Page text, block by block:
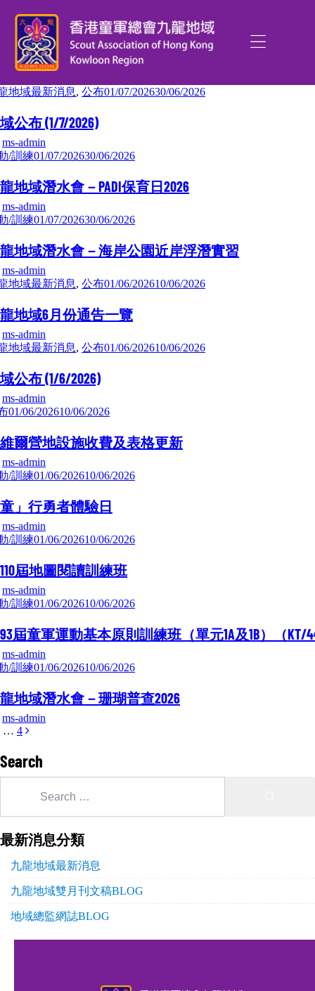
地域最新消息, 公布01/07/202630/06/2026
公布 (1/7/2026)
ms-admin
/訓練01/07/202630/06/2026
地域潛水會－PADI保育日2026
ms-admin
/訓練01/07/202630/06/2026
地域潛水會－海岸公園近岸浮潛實習
ms-admin
地域最新消息, 公布01/06/202610/06/2026
地域6月份通告一覽
ms-admin
地域最新消息, 公布01/06/202610/06/2026
公布 (1/6/2026)
ms-admin
01/06/202610/06/2026
爾營地設施收費及表格更新
ms-admin
/訓練01/06/202610/06/2026
」行勇者體驗日
ms-admin
/訓練01/06/202610/06/2026
屆地圖閱讀訓練班
ms-admin
/訓練01/06/202610/06/2026
屆童軍運動基本原則訓練班（單元1A及1B）（KT/
ms-admin
/訓練01/06/202610/06/2026
地域潛水會－珊瑚普查2026
ms-admin
… 4
Search
最新消息分類
九龍地域最新消息
九龍地域雙月刊文稿BLOG
地域總監網誌BLOG